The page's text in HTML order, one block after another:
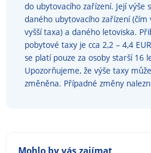
do ubytovacího zařízení. Její výše
daného ubytovacího zařízení (čím
vyšší taxa) a daného letoviska.
pobytové taxy je cca 2,2 – 4,4
se platí pouze za osoby starší 16
Upozorňujeme, že výše taxy
změněna. Případné změny